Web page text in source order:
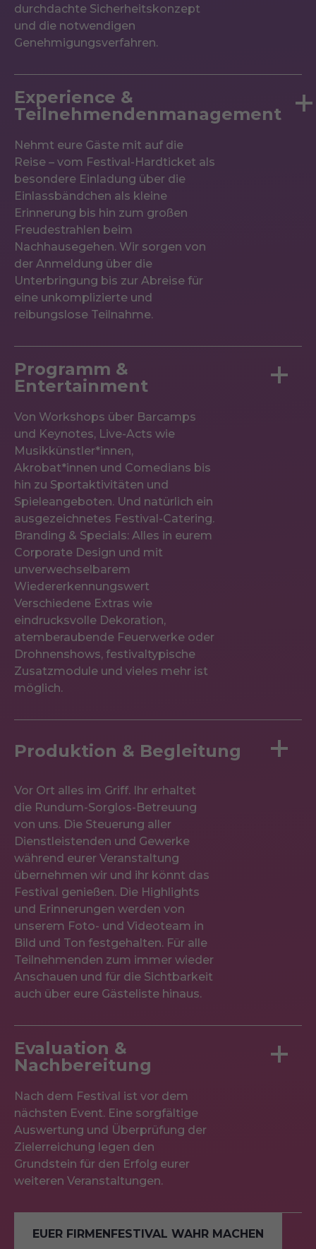
durchdachte Sicherheitskonzept
und die notwendigen
Genehmigungsverfahren.
Experience &
Teilnehmendenmanagement
Nehmt eure Gäste mit auf die
Reise – vom Festival-Hardticket als
besondere Einladung über die
Einlassbändchen als kleine
Erinnerung bis hin zum großen
Freudestrahlen beim
Nachhausegehen. Wir sorgen von
der Anmeldung über die
Unterbringung bis zur Abreise für
eine unkomplizierte und
reibungslose Teilnahme.
Programm &
Entertainment
Von Workshops über Barcamps
und Keynotes, Live-Acts wie
Musikkünstler*innen,
Akrobat*innen und Comedians bis
hin zu Sportaktivitäten und
Spieleangeboten. Und natürlich ein
ausgezeichnetes Festival-Catering.
Branding & Specials: Alles in eurem
Corporate Design und mit
unverwechselbarem
Wiedererkennungswert
Verschiedene Extras wie
eindrucksvolle Dekoration,
atemberaubende Feuerwerke oder
Drohnenshows, festivaltypische
Zusatzmodule und vieles mehr ist
möglich.
Produktion & Begleitung
Vor Ort alles im Griff. Ihr erhaltet
die Rundum-Sorglos-Betreuung
von uns. Die Steuerung aller
Dienstleistenden und Gewerke
während eurer Veranstaltung
übernehmen wir und ihr könnt das
Festival genießen. Die Highlights
und Erinnerungen werden von
unserem Foto- und Videoteam in
Bild und Ton festgehalten. Für alle
Teilnehmenden zum immer wieder
Anschauen und für die Sichtbarkeit
auch über eure Gästeliste hinaus.
Evaluation &
Nachbereitung
Nach dem Festival ist vor dem
nächsten Event. Eine sorgfältige
Auswertung und Überprüfung der
Zielerreichung legen den
Grundstein für den Erfolg eurer
weiteren Veranstaltungen.
EUER FIRMENFESTIVAL WAHR MACHEN